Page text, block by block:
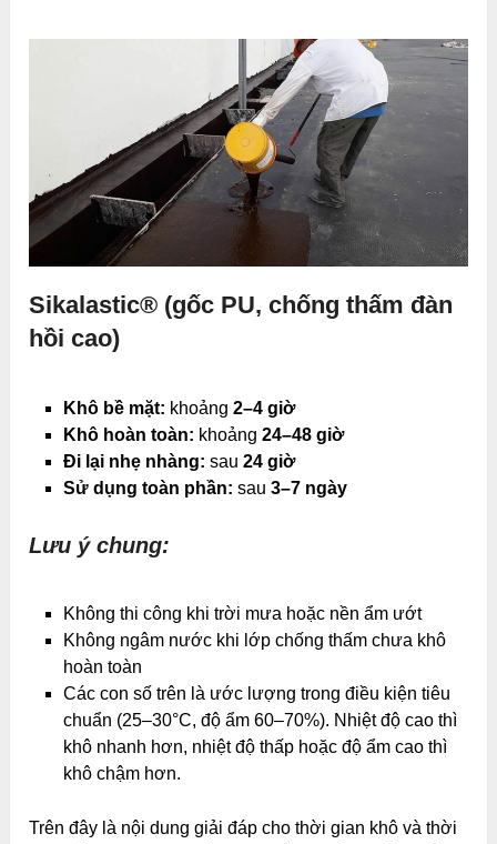
Sikalastic® (gốc PU, chống thấm đàn
hồi cao)
Khô bề mặt: khoảng 2–4 giờ
Khô hoàn toàn: khoảng 24–48 giờ
Đi lại nhẹ nhàng: sau 24 giờ
Sử dụng toàn phần: sau 3–7 ngày
Lưu ý chung:
Không thi công khi trời mưa hoặc nền ẩm ướt
Không ngâm nước khi lớp chống thấm chưa khô
hoàn toàn
Các con số trên là ước lượng trong điều kiện tiêu
chuẩn (25–30°C, độ ẩm 60–70%). Nhiệt độ cao thì
khô nhanh hơn, nhiệt độ thấp hoặc độ ẩm cao thì
khô chậm hơn.
Trên đây là nội dung giải đáp cho thời gian khô và thời